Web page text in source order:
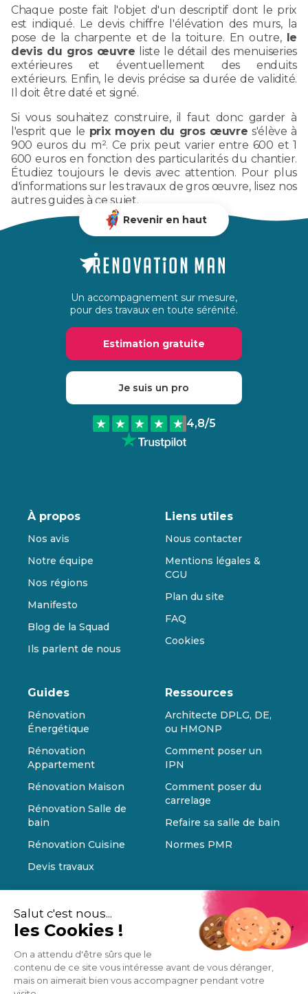
Salut c'est nous...
les Cookies !
On a attendu d'être sûrs que le
contenu de ce site vous intéresse avant de vous déranger,
mais on aimerait bien vous accompagner pendant votre
Chaque poste fait l'objet d'un descriptif dont le prix
est indiqué. Le devis chiffre l'élévation des murs, la
pose de la charpente et de la toiture. En outre, le
devis du gros œuvre liste le détail des menuiseries
extérieures et éventuellement des enduits
extérieurs. Enfin, le devis précise sa durée de validité.
Il doit être daté et signé.
Si vous souhaitez construire, il faut donc garder à
l'esprit que le prix moyen du gros œuvre s'élève à
900 euros du m². Ce prix peut varier entre 600 et 1
600 euros en fonction des particularités du chantier.
Étudiez toujours le devis avec attention. Pour plus
d'informations sur les travaux de gros œuvre, lisez nos
autres guides à ce sujet.
Revenir en haut
Un accompagnement sur mesure,
pour des travaux en toute sérénité.
Estimation gratuite
Je suis un pro
4,8/5
À propos
Nos avis
Notre équipe
Nos régions
Manifesto
Blog de la Squad
Ils parlent de nous
Liens utiles
Nous contacter
Mentions légales &
CGU
Plan du site
FAQ
Cookies
Guides
Rénovation
Énergétique
Rénovation
Appartement
Rénovation Maison
Rénovation Salle de
bain
Rénovation Cuisine
Devis travaux
Ressources
Architecte DPLG, DE,
ou HMONP
Comment poser un
IPN
Comment poser du
carrelage
Refaire sa salle de bain
Normes PMR